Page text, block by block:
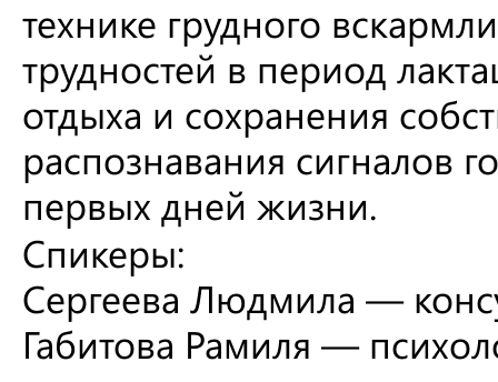
технике грудного
трудностей в период
отдыха и сохранения
распознавания сигналов
первых дней жизни.
Спикеры:
Сергеева Людмила —
Габитова Рамиля —